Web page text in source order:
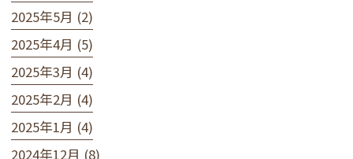
2025年5月 (2)
2025年4月 (5)
2025年3月 (4)
2025年2月 (4)
2025年1月 (4)
2024年12月 (8)